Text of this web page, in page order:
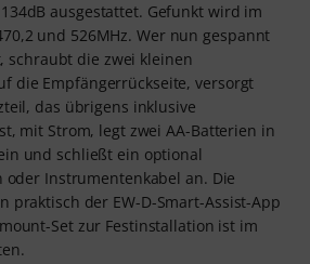
ausgestattet. Gefunkt wird im
und 526MHz. Wer nun gespannt
schraubt die zwei kleinen
die Empfängerrückseite, versorgt
das übrigens inklusive
mit Strom, legt zwei AA-Batterien in
und schließt ein optional
Instrumentenkabel an. Die
praktisch der EW-D-Smart-Assist-App
Set zur Festinstallation ist im